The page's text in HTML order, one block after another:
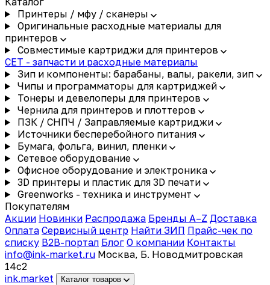
Принтеры / мфу / сканеры
Оригинальные расходные материалы для
принтеров
Совместимые картриджи для принтеров
CET - запчасти и расходные материалы
Зип и компоненты: барабаны, валы, ракели, зип
Чипы и программаторы для картриджей
Тонеры и девелоперы для принтеров
Чернила для принтеров и плоттеров
ПЗК / СНПЧ / Заправляемые картриджи
Источники бесперебойного питания
Бумага, фольга, винил, пленки
Сетевое оборудование
Офисное оборудование и электроника
3D принтеры и пластик для 3D печати
Greenworks - техника и инструмент
Покупателям
Акции Новинки Распродажа Бренды A–Z Доставка
Оплата Сервисный центр Найти ЗИП Прайс-чек по
списку B2B-портал Блог О компании Контакты
info@ink-market.ru Москва, Б. Новодмитровская
14с2
ink.market Каталог товаров